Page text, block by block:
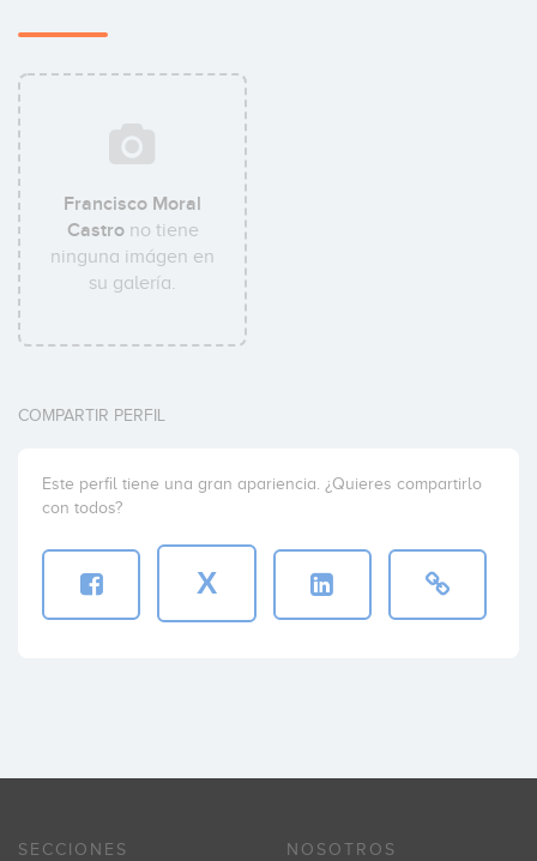
Francisco Moral
Castrono tiene
ninguna imágen en
su galería.
COMPARTIR PERFIL
Este perfil tiene una gran apariencia. ¿Quieres compartirlo
con todos?
X
SECCIONES NOSOTROS